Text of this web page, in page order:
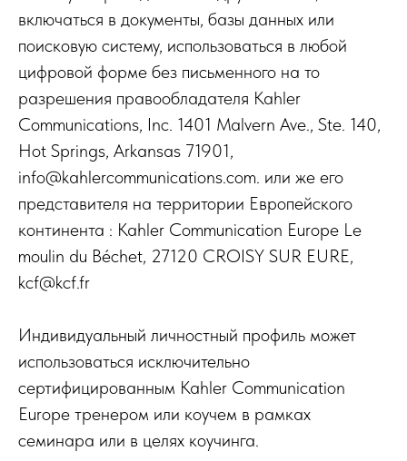
включаться в документы, базы данных или
поисковую систему, использоваться в любой
цифровой форме без письменного на то
разрешения правообладателя Kahler
Communications, Inc. 1401 Malvern Ave., Ste. 140,
Hot Springs, Arkansas 71901,
info@kahlercommunications.com. или же его
представителя на территории Европейского
континента : Kahler Communication Europe Le
moulin du Béchet, 27120 CROISY SUR EURE,
kcf@kcf.fr
Индивидуальный личностный профиль может
использоваться исключительно
сертифицированным Kahler Communication
Europe тренером или коучем в рамках
семинара или в целях коучинга.